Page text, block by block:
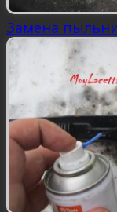
Замена